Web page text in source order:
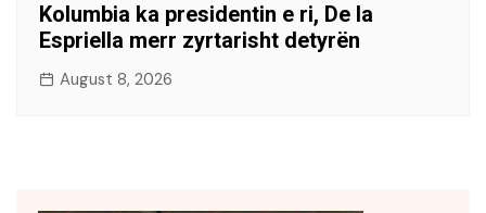
Kolumbia ka presidentin e ri, De la
Espriella merr zyrtarisht detyrën
August 8, 2026